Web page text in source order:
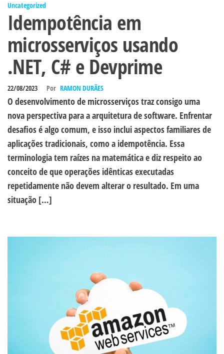
Uncategorized
Idempotência em
microsserviços usando
.NET, C# e Devprime
22/08/2023 Por RAMON DURÃES
O desenvolvimento de microsserviços traz consigo uma
nova perspectiva para a arquitetura de software. Enfrentar
desafios é algo comum, e isso inclui aspectos familiares de
aplicações tradicionais, como a idempotência. Essa
terminologia tem raízes na matemática e diz respeito ao
conceito de que operações idênticas executadas
repetidamente não devem alterar o resultado. Em uma
situação […]